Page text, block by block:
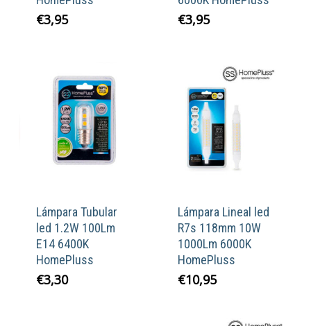
€3,95 €3,95
Lámpara Tubular
led 1.2W 100Lm
E14 6400K
HomePluss
€3,30
Lámpara Lineal led
R7s 118mm 10W
1000Lm 6000K
HomePluss
€10,95